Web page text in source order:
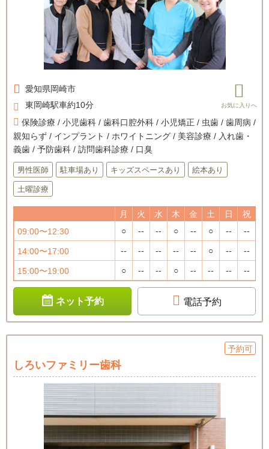
愛知県岡崎市
東岡崎駅車約10分
保険診療 / 小児歯科 / 歯科口腔外科 / 小児矯正 / 虫歯 / 歯周病 /
親知らず / インプラント / ホワイトニング / 美容診療 / 入れ歯・
義歯 / 予防歯科 / 訪問歯科診療 / 口臭
男性医師 駐車場あり キッズスペースあり 絵本あり
土曜診療
月 火 水 木 金 土 日
祝
09:00〜12:30
○ -- -- ○ -- ○ -- --
14:00〜17:00 -- -- -- -- -- ○ -- --
15:00〜19:00 ○ -- -- ○ -- -- -- --
ネット予約 電話予約
予約可
しろいファミリー歯科